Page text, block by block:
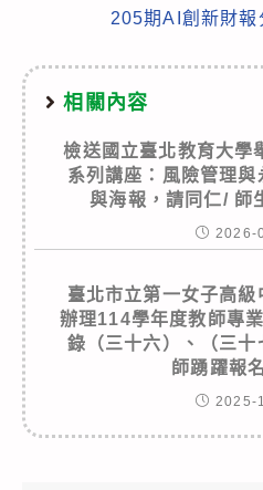
205期AI創新財
相關內容
檢送國立臺北教育大學
系列講座：風險管理
與海報，請同仁/ 師
2026-
臺北市立第一女子高
辦理114學年度教師專
錄（三十六）、（三
師踴躍報
2025-